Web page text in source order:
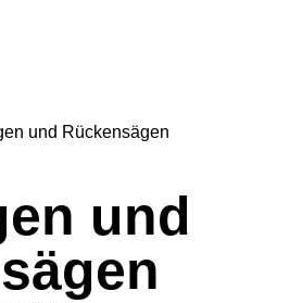
und Rückensägen
und